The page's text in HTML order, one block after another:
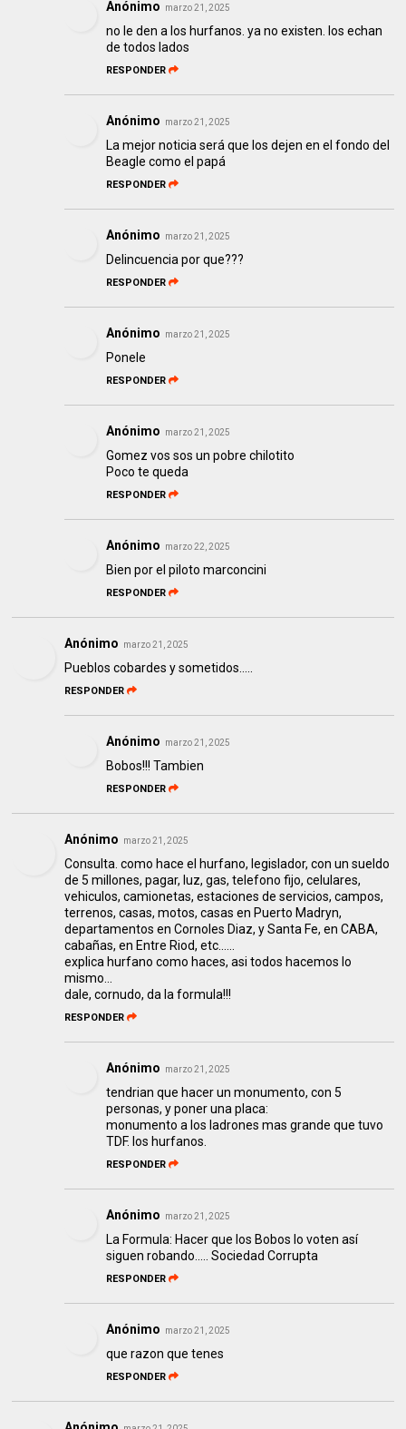
Anónimo marzo 21, 2025
no le den a los hurfanos. ya no existen. los echan
de todos lados
RESPONDER
Anónimo marzo 21, 2025
La mejor noticia será que los dejen en el fondo del
Beagle como el papá
RESPONDER
Anónimo marzo 21, 2025
Delincuencia por que???
RESPONDER
Anónimo marzo 21, 2025
Ponele
RESPONDER
Anónimo marzo 21, 2025
Gomez vos sos un pobre chilotito
Poco te queda
RESPONDER
Anónimo marzo 22, 2025
Bien por el piloto marconcini
RESPONDER
Anónimo marzo 21, 2025
Pueblos cobardes y sometidos.....
RESPONDER
Anónimo marzo 21, 2025
Bobos!!! Tambien
RESPONDER
Anónimo marzo 21, 2025
Consulta. como hace el hurfano, legislador, con un sueldo
de 5 millones, pagar, luz, gas, telefono fijo, celulares,
vehiculos, camionetas, estaciones de servicios, campos,
terrenos, casas, motos, casas en Puerto Madryn,
departamentos en Cornoles Diaz, y Santa Fe, en CABA,
cabañas, en Entre Riod, etc......
explica hurfano como haces, asi todos hacemos lo
mismo...
dale, cornudo, da la formula!!!
RESPONDER
Anónimo marzo 21, 2025
tendrian que hacer un monumento, con 5
personas, y poner una placa:
monumento a los ladrones mas grande que tuvo
TDF. los hurfanos.
RESPONDER
Anónimo marzo 21, 2025
La Formula: Hacer que los Bobos lo voten así
siguen robando..... Sociedad Corrupta
RESPONDER
Anónimo marzo 21, 2025
que razon que tenes
RESPONDER